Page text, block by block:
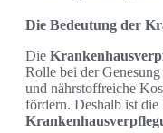
Die Bedeutung der
Die
Rolle bei der
und nährstoffreiche
fördern. Deshalb ist die